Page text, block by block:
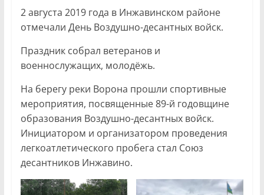
2 августа 2019 года в Инжавинском районе
отмечали День Воздушно-десантных войск.
Праздник собрал ветеранов и
военнослужащих, молодёжь.
На берегу реки Ворона прошли спортивные
мероприятия, посвященные 89-й годовщине
образования Воздушно-десантных войск.
Инициатором и организатором проведения
легкоатлетического пробега стал Союз
десантников Инжавино.